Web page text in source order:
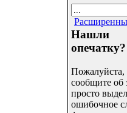
Нашли
опечатку?
Пожалуйста,
сообщите об
просто
ошибочное